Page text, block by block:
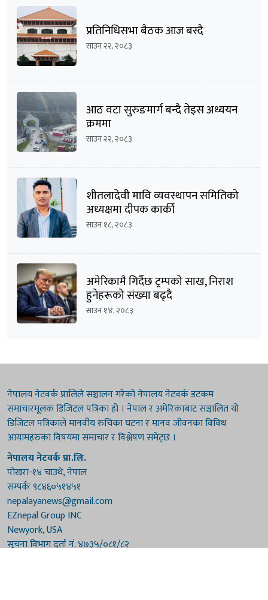
प्रतिनिधिसभा बैठक आज बस्दै
साउन २२, २०८३
आठ वटा सुरुङमार्ग बन्दै तेइस अध्ययन
क्रममा
साउन २२, २०८३
शीतलादेवी मावि व्यवस्थापन समितिको
अध्यक्षमा दीपक कार्की
साउन १८, २०८३
अमेरिकामै गिर्दैछ ट्रम्पको साख, निराश
हुनेहरूको संख्या बढ्दै
साउन १४, २०८३
नेपालय नेटवर्क प्रालिले सञ्चालन गरेको नेपालय नेटवर्क डटकम
समाचारमूलक डिजिटल पत्रिका हो । नेपाल र अमेरिकाबाट सञ्चालित यो
डिजिटल पत्रिकाले मानवीय रुचिका घटना र मानव जीवनका विविध
आयामहरुका विषयमा समाचार र विश्लेषण समेट्छ ।
नेपालय नेटवर्क प्रा.लि.
पोखरा-१४ चाउथे, नेपाल
सम्पर्कः ९८४६०५१४५१
nepalayanews@gmail.com
EZnepal Group INC
Newyork, USA
सूचना विभाग दर्ता नं. ४७३५/०८१/८२